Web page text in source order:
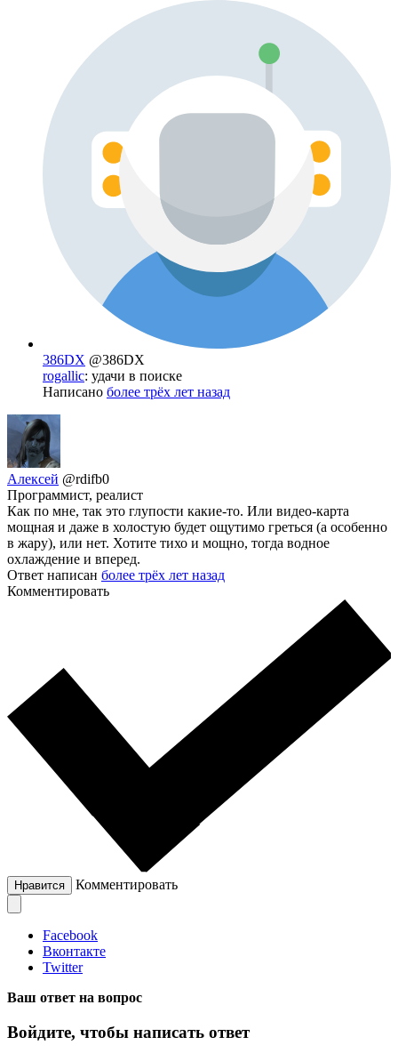
386DX @386DX
rogallic: удачи в поиске
Написано более трёх лет назад
Алексей @rdifb0
Программист, реалист
Как по мне, так это глупости какие-то. Или видео-карта
мощная и даже в холостую будет ощутимо греться (а особенно
в жару), или нет. Хотите тихо и мощно, тогда водное
охлаждение и вперед.
Ответ написан более трёх лет назад
Комментировать
Нравится Комментировать
Facebook
Вконтакте
Twitter
Ваш ответ на вопрос
Войдите, чтобы написать ответ